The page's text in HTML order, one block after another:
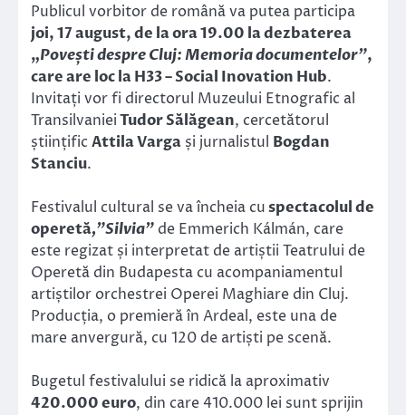
Publicul vorbitor de română va putea participa
joi, 17 august, de la ora 19.00 la dezbaterea
„Povești despre Cluj: Memoria documentelor”,
care are loc la H33 – Social Inovation Hub.
Invitați vor fi directorul Muzeului Etnografic al
TransilvanieiTudor Sălăgean, cercetătorul
științificAttila Varga și jurnalistul Bogdan
Stanciu.
Festivalul cultural se va încheia cuspectacolul de
operetă‚”Silvia” de Emmerich Kálmán, care
este regizat și interpretat de artiștii Teatrului de
Operetă din Budapesta cu acompaniamentul
artiștilor orchestrei Operei Maghiare din Cluj.
Producția, o premieră în Ardeal, este una de
mare anvergură, cu 120 de artiști pe scenă.
Bugetul festivalului se ridică la aproximativ
420.000 euro, din care 410.000 lei sunt sprijin